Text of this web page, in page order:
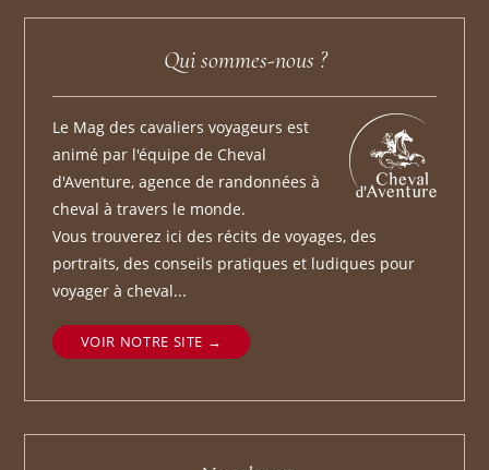
Qui sommes-nous ?
Le Mag des cavaliers voyageurs est
animé par l'équipe de Cheval
d'Aventure, agence de randonnées à
cheval à travers le monde.
Vous trouverez ici des récits de voyages, des
portraits, des conseils pratiques et ludiques pour
voyager à cheval...
VOIR NOTRE SITE